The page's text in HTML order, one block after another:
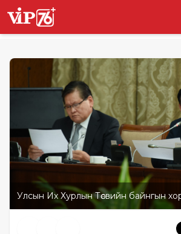
Улсын Их Хурлын Төсвийн байнгын